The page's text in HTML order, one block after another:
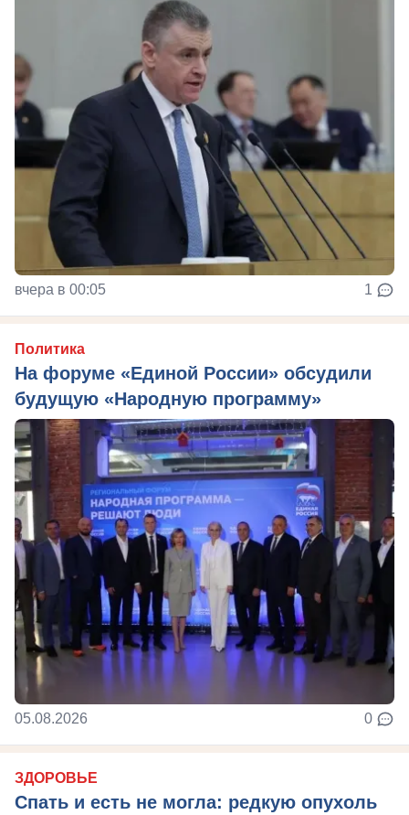
вчера в 00:05 1
Политика
На форуме «Единой России» обсудили
будущую «Народную программу»
05.08.2026 0
ЗДОРОВЬЕ
Спать и есть не могла: редкую опухоль